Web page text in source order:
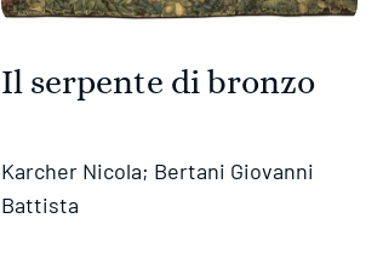
Il serpente di bronzo
Karcher Nicola; Bertani Giovanni
Battista